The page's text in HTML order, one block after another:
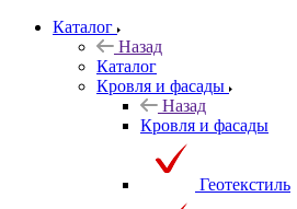
Каталог
Назад
Каталог
Кровля и фасады
Назад
Кровля и фасады
Геотекстиль